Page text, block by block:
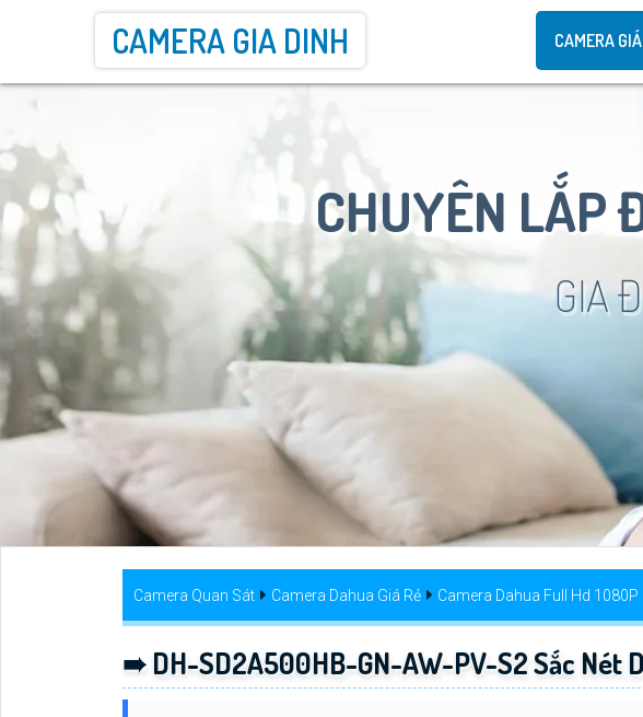
CAMERA GIA DINH CAMERA
CHUYÊN LẮP
GIA
Camera Quan Sát Camera Dahua Giá Rẻ Camera Dahua Full Hd 1080P
➠ DH-SD2A500HB-GN-AW-PV-S2 Sắc Nét